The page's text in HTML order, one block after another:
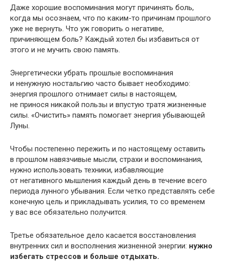
Даже хорошие воспоминания могут причинять боль,
когда мы осознаем, что по каким-то причинам прошлого
уже не вернуть. Что уж говорить о негативе,
причиняющем боль? Каждый хотел бы избавиться от
этого и не мучить свою память.
Энергетически убрать прошлые воспоминания
и ненужную ностальгию часто бывает необходимо:
энергия прошлого отнимает силы в настоящем,
не принося никакой пользы и впустую тратя жизненные
силы. «Очистить» память помогает энергия убывающей
Луны.
Чтобы постепенно пережить и по настоящему оставить
в прошлом навязчивые мысли, страхи и воспоминания,
нужно использовать техники, избавляющие
от негативного мышления каждый день в течение всего
периода лунного убывания. Если четко представлять себе
конечную цель и прикладывать усилия, то со временем
у вас все обязательно получится.
Третье обязательное дело касается восстановления
внутренних сил и восполнения жизненной энергии: нужно
избегать стрессов и больше отдыхать.